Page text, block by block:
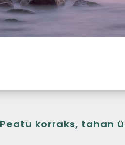
Peatu korraks, tahan